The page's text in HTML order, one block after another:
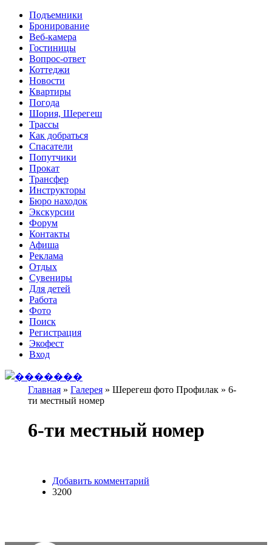
Перейти к основному содержанию
Подъемники
Бронирование
Веб-камера
Гостиницы
Вопрос-ответ
Коттеджи
Новости
Квартиры
Погода
Шория, Шерегеш
Трассы
Как добраться
Спасатели
Попутчики
Прокат
Трансфер
Инструкторы
Бюро находок
Экскурсии
Форум
Контакты
Афиша
Реклама
Отдых
Сувениры
Для детей
Работа
Фото
Поиск
Регистрация
Экофест
Вход
Вы здесь
Главная » Галерея » Шерегеш фото Профилак » 6-
ти местный номер
6-ти местный номер
Добавить комментарий
3200